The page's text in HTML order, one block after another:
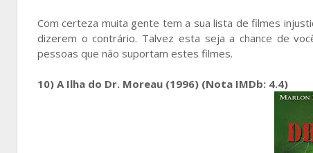
Com certeza muita gente tem a sua lista de filmes
dizerem o contrário. Talvez esta seja a chance de
pessoas que não suportam estes filmes.
10) A Ilha do Dr. Moreau (1996) (Nota IMDb: 4.4)